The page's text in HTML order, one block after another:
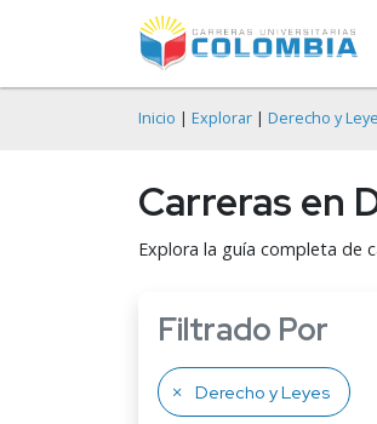
Inicio | Explorar | Derecho y
Carreras en
Explora la guía completa de
Filtrado Por
Derecho y Leyes